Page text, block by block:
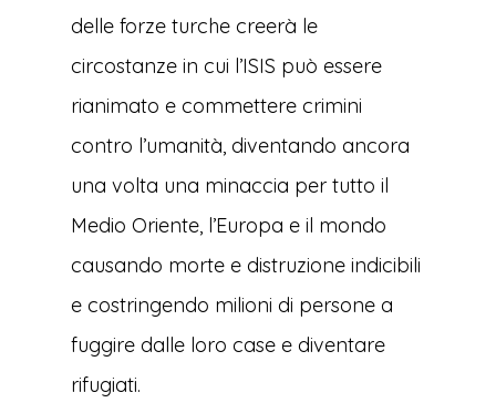
delle forze turche creerà le
circostanze in cui l’ISIS può essere
rianimato e commettere crimini
contro l’umanità, diventando ancora
una volta una minaccia per tutto il
Medio Oriente, l’Europa e il mondo
causando morte e distruzione indicibili
e costringendo milioni di persone a
fuggire dalle loro case e diventare
rifugiati.